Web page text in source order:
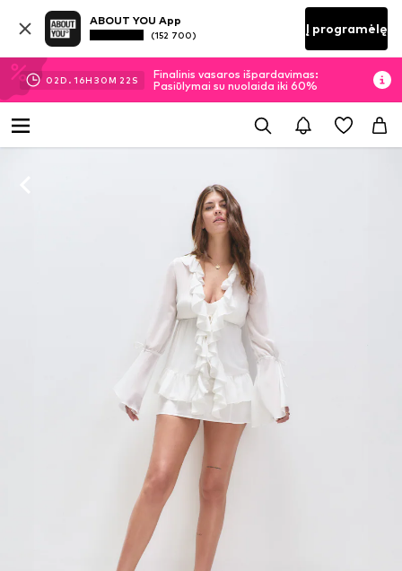
ABOUT YOU App
(152 700) Į programėlę
02D. 16H 30M 22 S
Finalinis vasaros išpardavimas:
Pasiūlymai su nuolaida iki 60%